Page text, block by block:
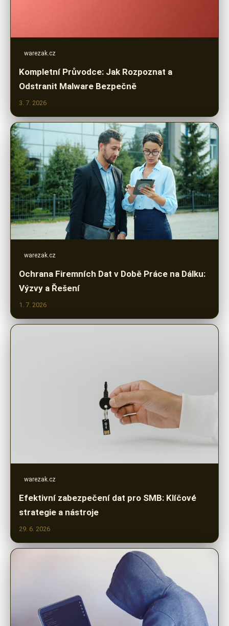
warezak.cz
Kompletní Průvodce: Jak Rozpoznat a
Odstranit Malware Bezpečně
3. 7. 2026
warezak.cz
Ochrana Firemních Dat v Době Práce na Dálku:
Výzvy a Řešení
1. 7. 2026
warezak.cz
Efektivní zabezpečení dat pro SMB: Klíčové
strategie a nástroje
29. 6. 2026